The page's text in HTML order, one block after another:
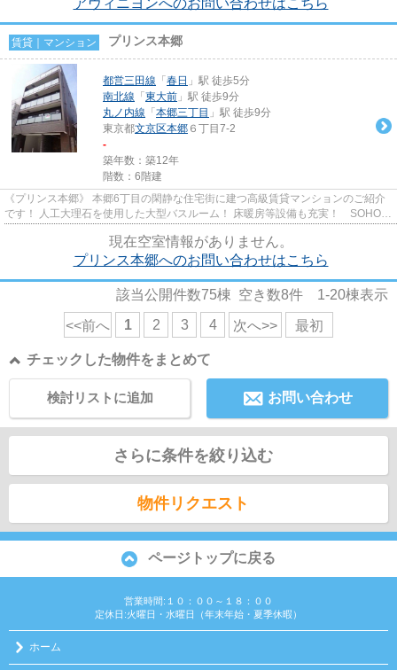
アヴィニヨンへのお問い合わせはこちら
賃貸｜マンション プリンス本郷
都営三田線 「 春日 」駅 徒歩5分
南北線 「 東大前 」駅 徒歩9分
丸ノ内線 「 本郷三丁目 」駅 徒歩9分
東京都文京区本郷 ６丁目7-2
-
築年数：築12年
階数：6階建
《プリンス本郷》 本郷6丁目の閑静な住宅街に建つ高級賃貸マンションのご紹介
です！ 人工大理石を使用した大型バスルーム！ 床暖房等設備も充実！ SOHO使
現在空室情報がありません。
プリンス本郷へのお問い合わせはこちら
該当公開件数75棟 空き数8件 1-20棟表示
<<前へ 1 2 3 4 次へ>> 最初
チェックした物件をまとめて
お問い合わせ
検討リストに追加
さらに条件を絞り込む
物件リクエスト
ページトップに戻る
営業時間:１０：００～１８：００
定休日:火曜日・水曜日（年末年始・夏季休暇）
ホーム